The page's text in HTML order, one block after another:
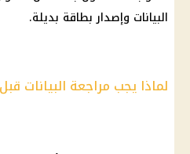
البيانات وإصدار بطاقة بديلة.
لماذا يجب مراجعة البيانات